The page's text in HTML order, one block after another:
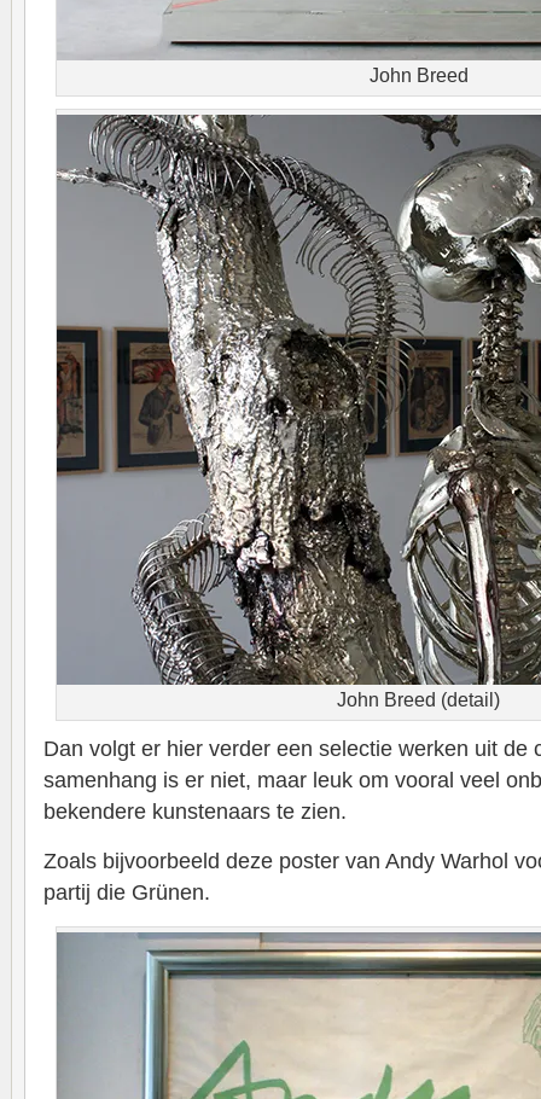
John Breed
John Breed (detail)
Dan volgt er hier verder een selectie werken uit de
samenhang is er niet, maar leuk om vooral veel
bekendere kunstenaars te zien.
Zoals bijvoorbeeld deze poster van Andy Warhol
partij die Grünen.